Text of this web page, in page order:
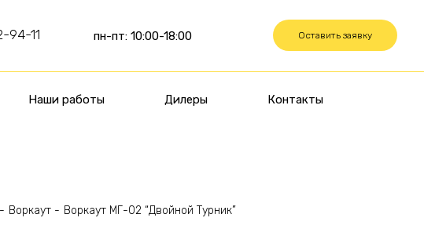
94-11 пн-пт: 10:00-18:00 Оставить заявку
Наши работы Дилеры Контакты
Воркаут Воркаут МГ-02 “Двойной Турник”